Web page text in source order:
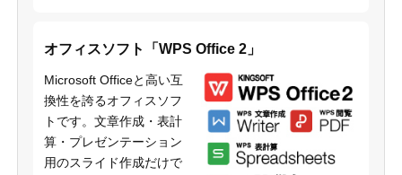
オフィスソフト「WPS Office 2」
Microsoft Officeと高い互
換性を誇るオフィスソフ
トです。文章作成・表計
算・プレゼンテーション
用のスライド作成だけで